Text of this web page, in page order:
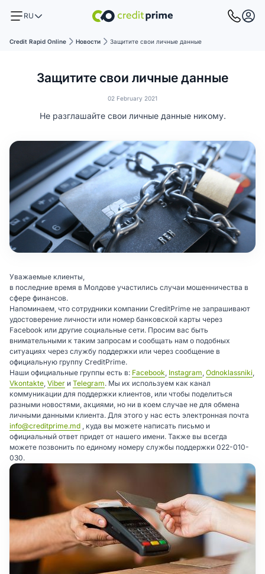
RU
Credit Rapid Online Новости Защитите свои личные данные
Защитите свои личные данные
02 February 2021
Не разглашайте свои личные данные никому.
Уважаемые клиенты,
в последние время в Молдове участились случаи мошенничества в
сфере финансов.
Напоминаем, что сотрудники компании CreditPrime не запрашивают
удостоверение личности или номер банковской карты через
Facebook или другие социальные сети. Просим вас быть
внимательными к таким запросам и сообщать нам о подобных
ситуациях через службу поддержки или через сообщение в
официальную группу CreditPrime.
Наши официальные группы есть в: Facebook Instagram Odnoklassniki
Vkontakte Viber и Telegram. Мы их используем как канал
коммуникации для поддержки клиентов, или чтобы поделиться
разными новостями, акциями, но ни в коем случае не для обмена
личными данными клиента. Для этого у нас есть электронная почта
info@creditprime.md , куда вы можете написать письмо и
официальный ответ придет от нашего имени. Также вы всегда
можете позвонить по единому номеру службы поддержки 022-010-
030.